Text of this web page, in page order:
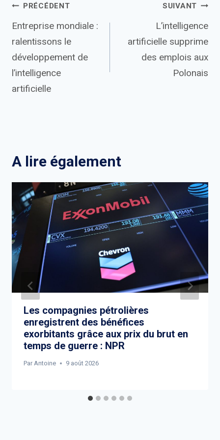
Navigation
de
l’article
PRÉCÉDENT
Entreprise mondiale :
ralentissons le
développement de
l’intelligence
artificielle
SUIVANT
L’intelligence
artificielle supprime
des emplois aux
Polonais
A lire également
Les compagnies pétrolières
enregistrent des bénéfices
exorbitants grâce aux prix du brut en
temps de guerre : NPR
Par Antoine 9 août 2026